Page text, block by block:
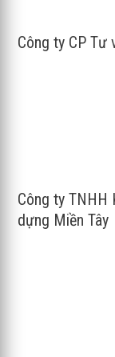
Công ty CP Tư
Công ty TNHH
dựng Miền Tây